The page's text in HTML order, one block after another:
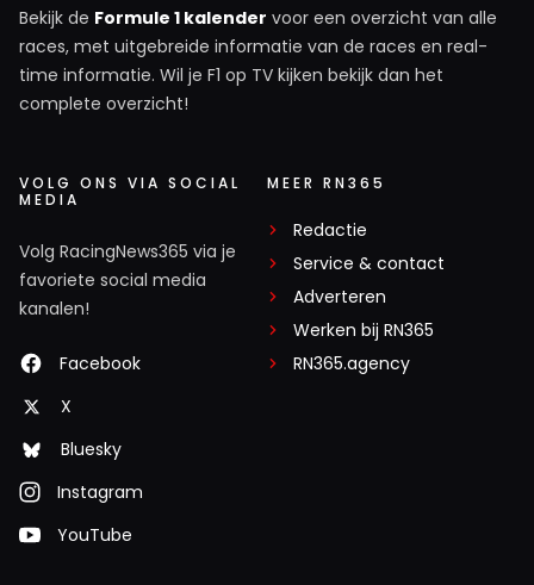
Bekijk de Formule 1 kalender voor een overzicht van alle
races, met uitgebreide informatie van de races en real-
time informatie. Wil je F1 op TV kijken bekijk dan het
complete overzicht!
VOLG ONS VIA SOCIAL
MEDIA
Volg RacingNews365 via je
favoriete social media
kanalen!
Facebook
X
Bluesky
Instagram
YouTube
MEER RN365
Redactie
Service & contact
Adverteren
Werken bij RN365
RN365.agency